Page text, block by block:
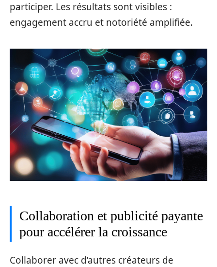
participer. Les résultats sont visibles :
engagement accru et notoriété amplifiée.
Collaboration et publicité payante
pour accélérer la croissance
Collaborer avec d’autres créateurs de